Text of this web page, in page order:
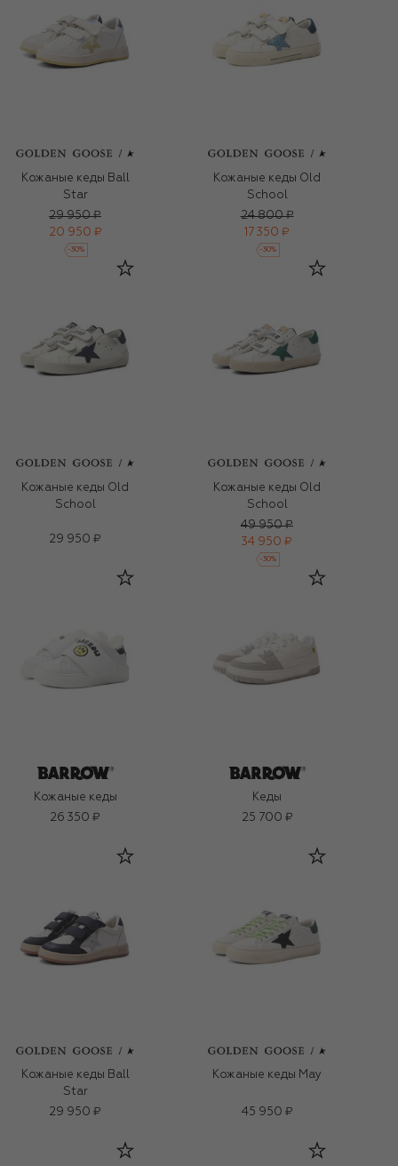
Кожаные кеды Ball
Star
29 950 ₽
20 950 ₽
-30%
Кожаные кеды Old
School
24 800 ₽
17 350 ₽
-30%
Кожаные кеды Old
School
29 950 ₽
Кожаные кеды Old
School
49 950 ₽
34 950 ₽
-30%
Кожаные кеды
26 350 ₽
Кеды
25 700 ₽
Кожаные кеды Ball
Star
29 950 ₽
Кожаные кеды May
45 950 ₽